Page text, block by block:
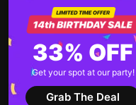
WordPress: de manera
rápida
Cómo incrustar formularios
cualquier sitio web en línea
gratis
Ver todas las entradas
33% OFF
Get your spot at our party!
Grab The Deal